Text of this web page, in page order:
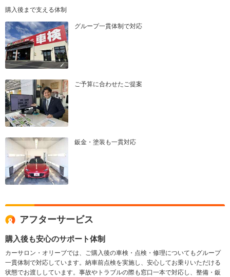
購入後まで支える体制
グループ一貫体制で対応
ご予算に合わせたご提案
鈑金・塗装も一貫対応
アフターサービス
購入後も安心のサポート体制
カーサロン・オリーブでは、ご購入後の車検・点検・修理についてもグループ
一貫体制で対応しています。納車前点検を実施し、安心してお乗りいただける
状態でお渡ししています。事故やトラブルの際も窓口一本で対応し、整備・鈑